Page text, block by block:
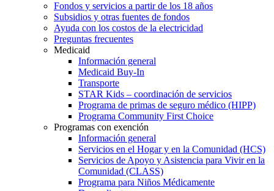
Fondos y servicios a partir de los 18 años
Subsidios y otras fuentes de fondos
Ayuda con los costos de la electricidad
Preguntas frecuentes
Medicaid
Información general
Medicaid Buy-In
Transporte
STAR Kids – coordinación de servicios
Programa de primas de seguro médico (HIPP)
Programa Community First Choice
Programas con exención
Información general
Servicios en el Hogar y en la Comunidad (HCS)
Servicios de Apoyo y Asistencia para Vivir en la
Comunidad (CLASS)
Programa para Niños Médicamente